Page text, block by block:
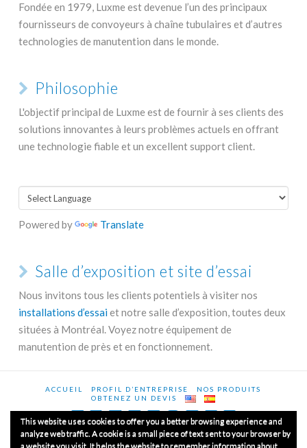
Fondée en 1979, Luxme est devenue l’un des principaux
fournisseurs de convoyeurs à chaîne tubulaires et d’autres
technologies de manutention dans le monde.
Philosophie
L'objectif principal de Luxme est de fournir à ses clients des
solutions innovantes à leurs problèmes actuels en offrant
une technologie fiable et un excellent support client.
Powered by Translate
Salle d’exposition et site d’essai
Nous invitons tous les clients potentiels à visiter nos
installations d’essaiet notre salle d’exposition, toutes deux
situées à Montréal. Voyez notre équipement de
manutention de près et en fonctionnement.
ACCUEIL PROFIL D’ENTREPRISE
NOS PRODUITS
OBTENEZ UN DEVIS
This website uses cookies to offer you a better browsing experience and
analyze web traffic. A cookie is a small piece of text sent to your browser by
a website you visit. It helps the website to remember information about